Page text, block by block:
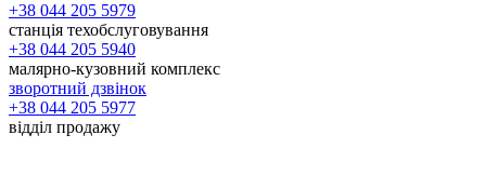
+38 044 205 5979
станція техобслуговування
+38 044 205 5940
малярно-кузовний комплекс
зворотний дзвінок
+38 044 205 5977
відділ продажу